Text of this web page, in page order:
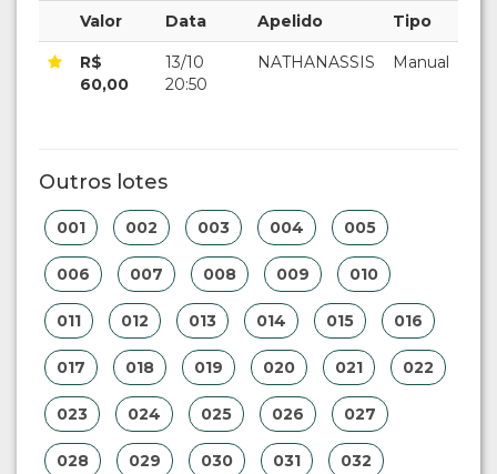
Valor Data Apelido Tipo
R$
60,00
13/10
20:50
NATHANASSIS Manual
Outros lotes
001 002 003 004 005
006 007 008 009 010
011 012 013 014 015 016
017 018 019 020 021 022
023 024 025 026 027
028 029 030 031 032